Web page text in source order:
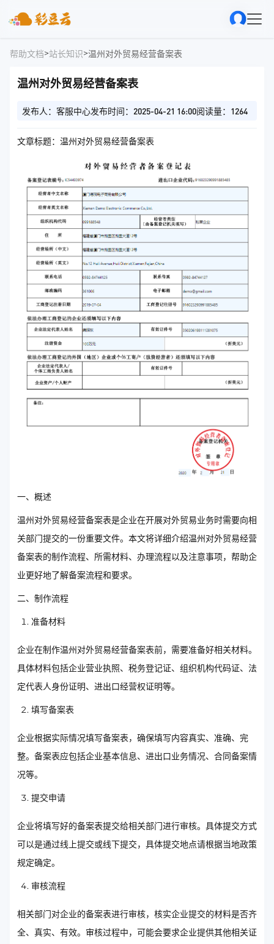
帮助文档>站长知识>温州对外贸易经营备案表
温州对外贸易经营备案表
发布人：客服中心发布时间：2025-04-21 16:00阅读量：1264
文章标题：温州对外贸易经营备案表
一、概述
温州对外贸易经营备案表是企业在开展对外贸易业务时需要向相
关部门提交的一份重要文件。本文将详细介绍温州对外贸易经营
备案表的制作流程、所需材料、办理流程以及注意事项，帮助企
业更好地了解备案流程和要求。
二、制作流程
准备材料
企业在制作温州对外贸易经营备案表前，需要准备好相关材料。
具体材料包括企业营业执照、税务登记证、组织机构代码证、法
定代表人身份证明、进出口经营权证明等。
填写备案表
企业根据实际情况填写备案表，确保填写内容真实、准确、完
整。备案表应包括企业基本信息、进出口业务情况、合同备案情
况等。
提交申请
企业将填写好的备案表提交给相关部门进行审核。具体提交方式
可以是通过线上提交或线下提交，具体提交地点请根据当地政策
规定确定。
审核流程
相关部门对企业的备案表进行审核，核实企业提交的材料是否齐
全、真实、有效。审核过程中，可能会要求企业提供其他相关证